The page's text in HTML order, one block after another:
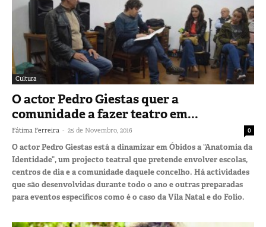
Cultura
O actor Pedro Giestas quer a
comunidade a fazer teatro em...
Fátima Ferreira - 25 de Novembro, 2016 0
O actor Pedro Giestas está a dinamizar em Óbidos a “Anatomia da
Identidade”, um projecto teatral que pretende envolver escolas,
centros de dia e a comunidade daquele concelho. Há actividades
que são desenvolvidas durante todo o ano e outras preparadas
para eventos específicos como é o caso da Vila Natal e do Folio.